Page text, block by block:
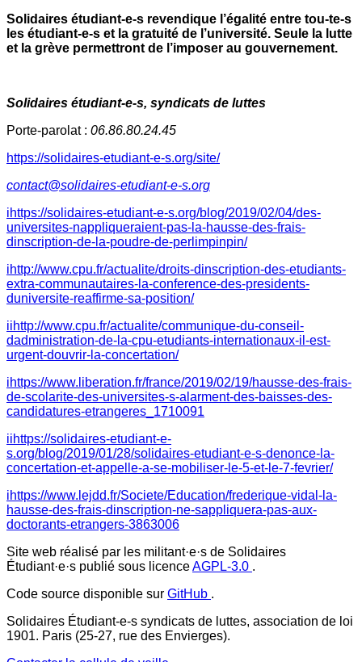
Solidaires étudiant-e-s revendique l’égalité entre tou-te-s
les étudiant-e-s et la gratuité de l’université. Seule la lutte
et la grève permettront de l’imposer au gouvernement.
Solidaires étudiant-e-s, syndicats de luttes
Porte-parolat : 06.86.80.24.45
https://solidaires-etudiant-e-s.org/site/
contact@solidaires-etudiant-e-s.org
ihttps://solidaires-etudiant-e-s.org/blog/2019/02/04/des-
universites-nappliqueraient-pas-la-hausse-des-frais-
dinscription-de-la-poudre-de-perlimpinpin/
ihttp://www.cpu.fr/actualite/droits-dinscription-des-etudiants-
extra-communautaires-la-conference-des-presidents-
duniversite-reaffirme-sa-position/
iihttp://www.cpu.fr/actualite/communique-du-conseil-
dadministration-de-la-cpu-etudiants-internationaux-il-est-
urgent-douvrir-la-concertation/
ihttps://www.liberation.fr/france/2019/02/19/hausse-des-frais-
de-scolarite-des-universites-s-alarment-des-baisses-des-
candidatures-etrangeres_1710091
iihttps://solidaires-etudiant-e-
s.org/blog/2019/01/28/solidaires-etudiant-e-s-denonce-la-
concertation-et-appelle-a-se-mobiliser-le-5-et-le-7-fevrier/
ihttps://www.lejdd.fr/Societe/Education/frederique-vidal-la-
hausse-des-frais-dinscription-ne-sappliquera-pas-aux-
doctorants-etrangers-3863006
Site web réalisé par les militant·e·s de Solidaires
Étudiant·e·s publié sous licenceAGPL-3.0 .
Code source disponible sur GitHub .
Solidaires Étudiant-e-s syndicats de luttes, association de loi
1901. Paris (25-27, rue des Envierges).